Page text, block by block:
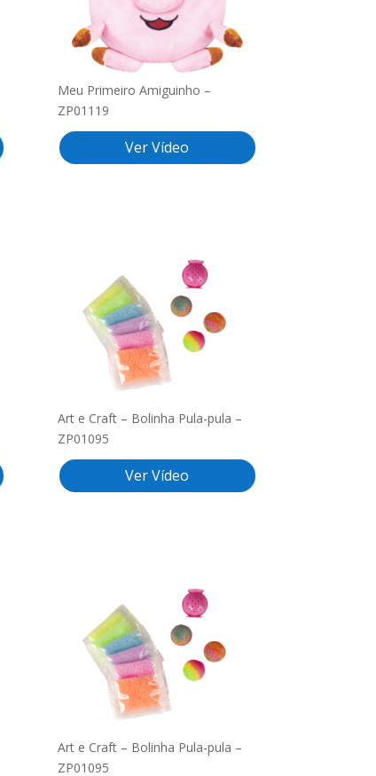
Meu Primeiro Amiguinho –
ZP01119
Ver Vídeo
Art e Craft – Bolinha Pula-pula –
ZP01095
Ver Vídeo
Art e Craft – Bolinha Pula-pula –
ZP01095